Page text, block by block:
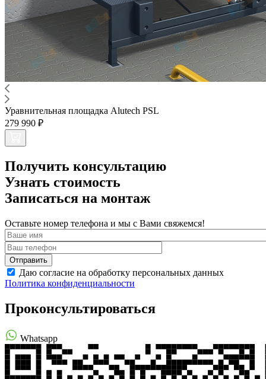
Уравнительная площадка Alutech PSL
279 990 ₽
Получить консультацию
Узнать стоимость
Записаться на монтаж
Оставьте номер телефона и мы с Вами свяжемся!
Даю согласие на обработку персональных данных
Политика конфиденциальности
Проконсультироваться
Whatsapp